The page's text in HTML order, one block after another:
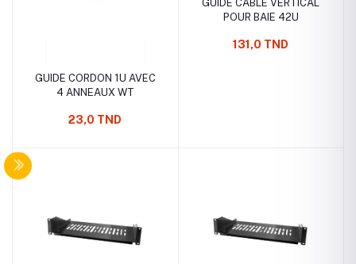
GUIDE CORDON 1U AVEC
4 ANNEAUX WT
23,0 TND
GUIDE CABLE VERTICAL
POUR BAIE 42U
131,0 TND